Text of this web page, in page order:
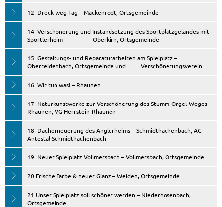
12 Dreck-weg-Tag – Mackenrodt, Ortsgemeinde
14 Verschönerung und Instandsetzung des Sportplatzgeländes mit
Sportlerheim – Oberkirn, Ortsgemeinde
15 Gestaltungs- und Reparaturarbeiten am Spielplatz –
Oberreidenbach, Ortsgemeinde und Verschönerungsverein
16 Wir tun was! – Rhaunen
17 Naturkunstwerke zur Verschönerung des Stumm-Orgel-Weges –
Rhaunen, VG Herrstein-Rhaunen
18 Dacherneuerung des Anglerheims – Schmidthachenbach, AC
Antestal Schmidthachenbach
19 Neuer Spielplatz Vollmersbach – Vollmersbach, Ortsgemeinde
20 Frische Farbe & neuer Glanz – Weiden, Ortsgemeinde
21 Unser Spielplatz soll schöner werden – Niederhosenbach,
Ortsgemeinde